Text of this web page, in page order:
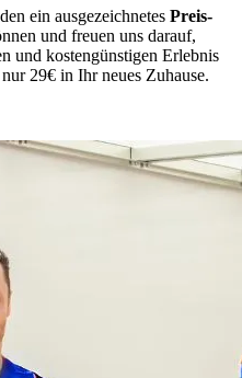
ein ausgezeichnetes Preis-
und freuen uns darauf,
und kostengünstigen Erlebnis
29€ in Ihr neues Zuhause.